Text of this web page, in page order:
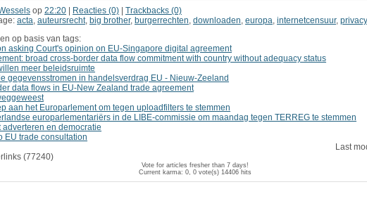
op22:20 Reacties (0) |Trackbacks (0)
acta,auteursrecht, big brother, burgerrechten,downloaden,europa,internetcensuur,privacy
op basis van tags:
asking Court's opinion on EU-Singapore digital agreement
broad cross-border data flow commitment with country without adequacy status
meer beleidsruimte
gegevensstromen in handelsverdrag EU - Nieuw-Zeeland
data flows in EU-New Zealand trade agreement
aan het Europarlement om tegen uploadfilters te stemmen
europarlementariërs in de LIBE-commissie om maandag tegen TERREG te stemmen
adverteren en democratie
EU trade consultation
Last
(77240)
Vote for articles fresher than 7 days!
Current karma: 0, 0 vote(s)14406 hits